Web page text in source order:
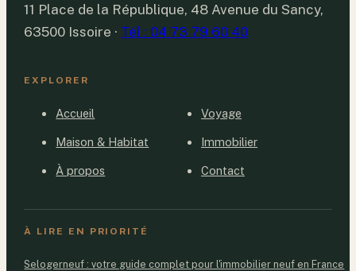
11 Place de la République, 48 Avenue du Sancy,
63500 Issoire · Tél : 04 73 79 60 40
EXPLORER
Accueil Voyage
Maison & Habitat Immobilier
À propos Contact
À LIRE EN PRIORITÉ
Selogerneuf : votre guide complet pour l'immobilier neuf en France